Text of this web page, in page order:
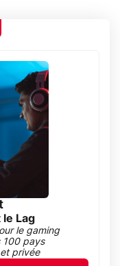
le Lag
le gaming
100 pays
privée